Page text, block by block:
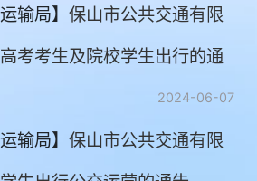
输局】保山市公共交通有限
考考生及院校学生出行的通
2024-06-07
输局】保山市公共交通有限